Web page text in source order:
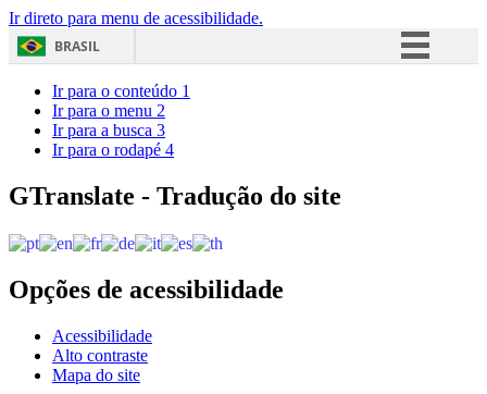
Ir direto para menu de acessibilidade.
BRASIL
Acesso à informação
Ir para o conteúdo 1
Ir para o menu 2
Ir para a busca 3
Ir para o rodapé 4
GTranslate - Tradução do site
Opções de acessibilidade
Acessibilidade
Alto contraste
Mapa do site